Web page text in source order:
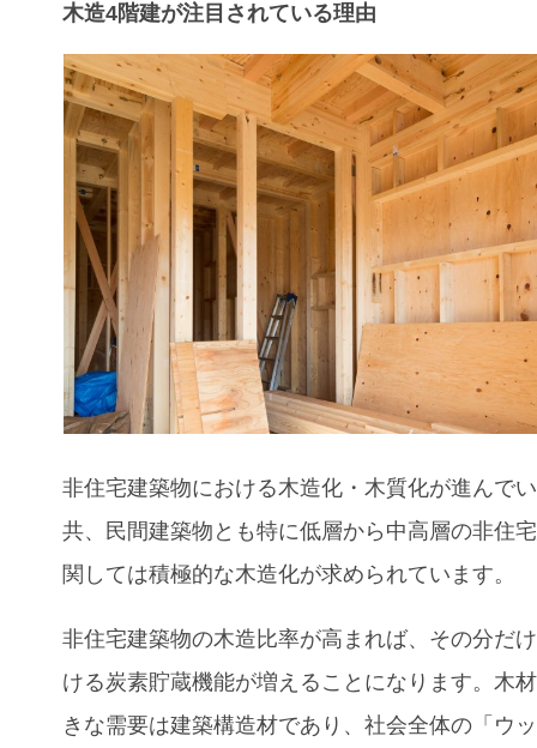
木造4階建が注目されている理由
非住宅建築物における木造化・木質化が進んで
共、民間建築物とも特に低層から中高層の非住
関しては積極的な木造化が求められています。
非住宅建築物の木造比率が高まれば、その分だ
ける炭素貯蔵機能が増えることになります。木
きな需要は建築構造材であり、社会全体の「ウ